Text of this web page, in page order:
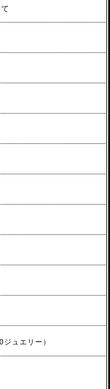
ュエリー）